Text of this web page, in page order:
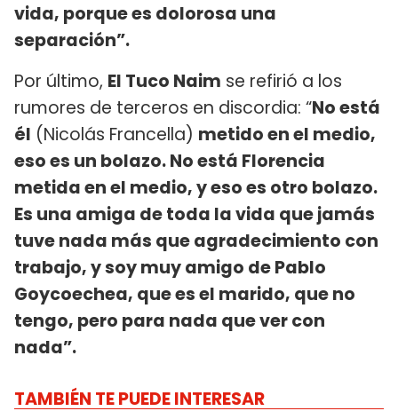
vida, porque es dolorosa una
separación”.
Por último, El Tuco Naim se refirió a los
rumores de terceros en discordia: “No está
él (Nicolás Francella) metido en el medio,
eso es un bolazo. No está Florencia
metida en el medio, y eso es otro bolazo.
Es una amiga de toda la vida que jamás
tuve nada más que agradecimiento con
trabajo, y soy muy amigo de Pablo
Goycoechea, que es el marido, que no
tengo, pero para nada que ver con
nada”.
TAMBIÉN TE PUEDE INTERESAR